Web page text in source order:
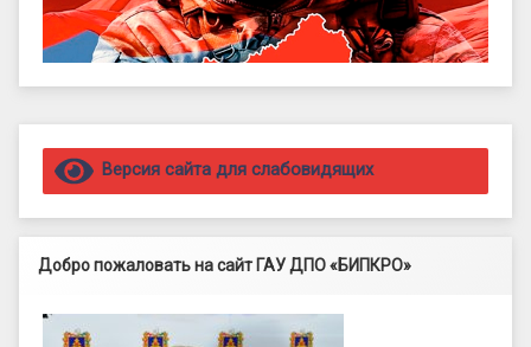
Правый сайдбар
Версия сайта для слабовидящих
Добро пожаловать на сайт ГАУ ДПО «БИПКРО»